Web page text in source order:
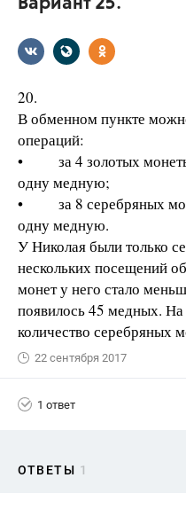
Вариант 25.
20.
В обменном пункте
операций:
• за 4 золотых монеты
одну медную;
• за 8 серебряных
одну медную.
У Николая были только
нескольких посещений
монет у него стало
появилось 45 медных.
количество серебряных
22 сентября 2017
1 ответ
ОТВЕТЫ 1